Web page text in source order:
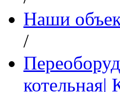
Наши
/
котельная|